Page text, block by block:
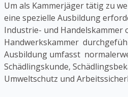
Um als Kammerjäger tätig zu
eine spezielle Ausbildung
Industrie- und Handelskammer
Handwerkskammer
Ausbildung umfasst
Schädlingskunde,
Umweltschutz und